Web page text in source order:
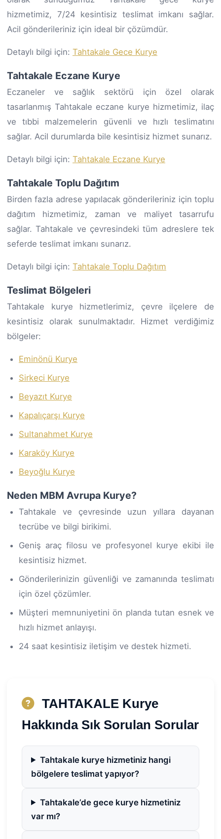
hizmetimiz, 7/24 kesintisiz teslimat imkanı sağlar.
Acil gönderileriniz için ideal bir çözümdür.
Detaylı bilgi için: Tahtakale Gece Kurye
Tahtakale Eczane Kurye
Eczaneler ve sağlık sektörü için özel olarak
tasarlanmış Tahtakale eczane kurye hizmetimiz, ilaç
ve tıbbi malzemelerin güvenli ve hızlı teslimatını
sağlar. Acil durumlarda bile kesintisiz hizmet sunarız.
Detaylı bilgi için: Tahtakale Eczane Kurye
Tahtakale Toplu Dağıtım
Birden fazla adrese yapılacak gönderileriniz için toplu
dağıtım hizmetimiz, zaman ve maliyet tasarrufu
sağlar. Tahtakale ve çevresindeki tüm adreslere tek
seferde teslimat imkanı sunarız.
Detaylı bilgi için: Tahtakale Toplu Dağıtım
Teslimat Bölgeleri
Tahtakale kurye hizmetlerimiz, çevre ilçelere de
kesintisiz olarak sunulmaktadır. Hizmet verdiğimiz
bölgeler:
Eminönü Kurye
Sirkeci Kurye
Beyazıt Kurye
Kapalıçarşı Kurye
Sultanahmet Kurye
Karaköy Kurye
Beyoğlu Kurye
Neden MBM Avrupa Kurye?
Tahtakale ve çevresinde uzun yıllara dayanan
tecrübe ve bilgi birikimi.
Geniş araç filosu ve profesyonel kurye ekibi ile
kesintisiz hizmet.
Gönderilerinizin güvenliği ve zamanında teslimatı
için özel çözümler.
Müşteri memnuniyetini ön planda tutan esnek ve
hızlı hizmet anlayışı.
24 saat kesintisiz iletişim ve destek hizmeti.
TAHTAKALE Kurye
Hakkında Sık Sorulan Sorular
Tahtakale kurye hizmetiniz hangi
bölgelere teslimat yapıyor?
Tahtakale’de gece kurye hizmetiniz
var mı?